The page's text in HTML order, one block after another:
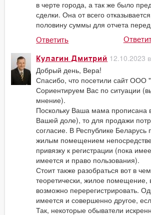
в черте города, а так же было
сделки. Она от всего
половину суммы для отчета
Ответить
Кулагин Дмитрий 12.10.2023
Добрый день, Вера!
Спасибо, что посетили сайт ООО
Сориентируем Вас по ситуации
мнение).
Поскольку Ваша мама прописана
Вашей доле), то для продажи
согласие. В Республике Беларусь
жилым помещением
привязку к регистрации (пока
имеется и право пользования).
Стоит также разобраться вот в
теоретически, жилое помещение,
возможно перерегистрировать.
имеется и совершенно другое,
Так, некоторые обыватели